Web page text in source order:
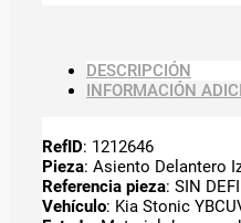
DESCRIPCIÓN
INFORMACIÓN
RefID: 1212646
Pieza: Asiento Delantero
Referencia pieza: SIN
Vehículo: Kia Stonic